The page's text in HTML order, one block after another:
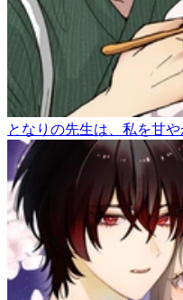
となりの先生は、私を甘